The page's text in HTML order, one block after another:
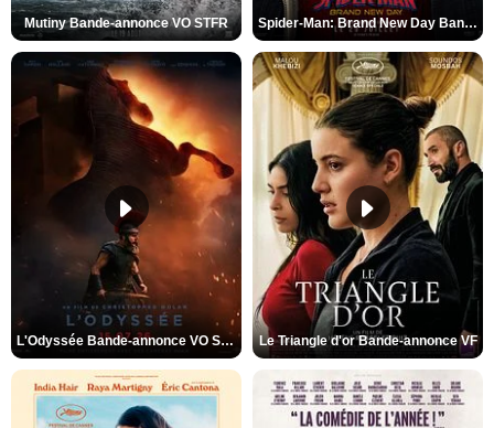
Mutiny Bande-annonce VO STFR Spider-Man: Brand New Day Bande-annonce VO STFR
L'Odyssée Bande-annonce VO STFR Le Triangle d'or Bande-annonce VF